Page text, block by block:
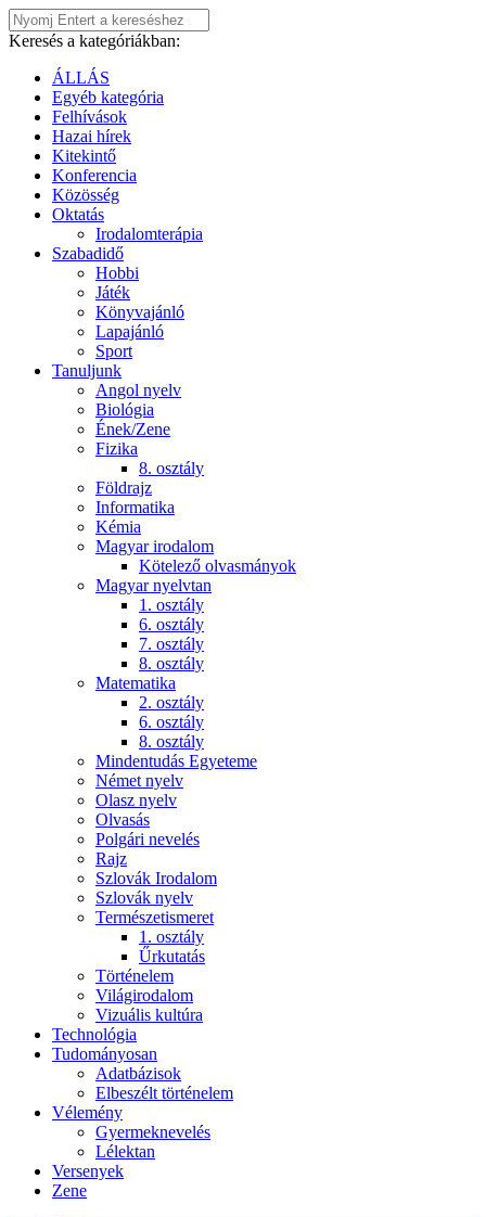
Keresés a kategóriákban:
ÁLLÁS
Egyéb kategória
Felhívások
Hazai hírek
Kitekintő
Konferencia
Közösség
Oktatás
Irodalomterápia
Szabadidő
Hobbi
Játék
Könyvajánló
Lapajánló
Sport
Tanuljunk
Angol nyelv
Biológia
Ének/Zene
Fizika
8. osztály
Földrajz
Informatika
Kémia
Magyar irodalom
Kötelező olvasmányok
Magyar nyelvtan
1. osztály
6. osztály
7. osztály
8. osztály
Matematika
2. osztály
6. osztály
8. osztály
Mindentudás Egyeteme
Német nyelv
Olasz nyelv
Olvasás
Polgári nevelés
Rajz
Szlovák Irodalom
Szlovák nyelv
Természetismeret
1. osztály
Űrkutatás
Történelem
Világirodalom
Vizuális kultúra
Technológia
Tudományosan
Adatbázisok
Elbeszélt történelem
Vélemény
Gyermeknevelés
Lélektan
Versenyek
Zene